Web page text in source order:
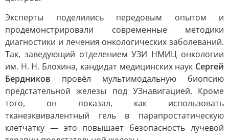
Эксперты поделились передовым опытом и
продемонстрировали современные методики
диагностики и лечения онкологических заболеваний.
Так, заведующий отделением УЗИ НМИЦ онкологии
им. Н. Н. Блохина, кандидат медицинских наук Сергей
Бердников провёл мультимодальную биопсию
предстательной железы под УЗнавигацией. Кроме
того, он показал, как использовать
тканеэквивалентный гель в парапростатическую
клетчатку — это повышает безопасность лучевой